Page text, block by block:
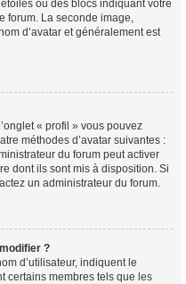
ou des blocs indiquant votre
forum. La seconde image,
d’avatar et généralement est
« profil » vous pouvez
méthodes d’avatar suivantes :
du forum peut activer
dont ils sont mis à disposition. Si
un administrateur du forum.
?
d’utilisateur, indiquent le
certains membres tels que les